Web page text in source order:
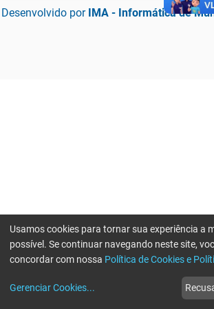
Desenvolvido por IMA - Informática de
Usamos cookies para tornar sua experiência a
possível. Se continuar navegando neste site,
concordar com nossa Política de Cookies e
Gerenciar Cookies...
Erro ao enviar informações, por favor tente